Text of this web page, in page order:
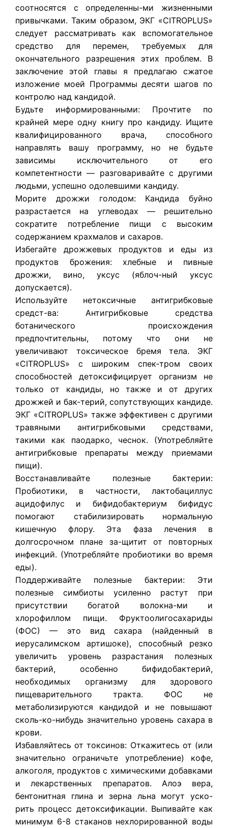
соотносятся с определенны-ми жизненными
привычками. Таким образом, ЭКГ «CITROPLUS»
следует рассматривать как вспомогательное
средство для перемен, требуемых для
окончательного разрешения этих проблем. В
заключение этой главы я предлагаю сжатое
изложение моей Программы десяти шагов по
контролю над кандидой.
Будьте информированными: Прочтите по
крайней мере одну книгу про кандиду. Ищите
квалифицированного врача, способного
направлять вашу программу, но не будьте
зависимы исключительного от его
компетентности — разговаривайте с другими
людьми, успешно одолевшими кандиду.
Морите дрожжи голодом: Кандида буйно
разрастается на углеводах — решительно
сократите потребление пищи с высоким
содержанием крахмалов и сахаров.
Избегайте дрожжевых продуктов и еды из
продуктов брожения: хлебные и пивные
дрожжи, вино, уксус (яблоч-ный уксус
допускается).
Используйте нетоксичные антигрибковые
средст-ва: Антигрибковые средства
ботанического происхождения
предпочтительны, потому что они не
увеличивают токсическое бремя тела. ЭКГ
«CITROPLUS» с широким спек-тром своих
способностей детоксифицирует организм не
только от кандиды, но также и от других
дрожжей и бак-терий, сопутствующих кандиде.
ЭКГ «CITROPLUS» также эффективен с другими
травяными антигрибковыми средствами,
такими как паодарко, чеснок. (Употребляйте
антигрибковые препараты между приемами
пищи).
Восстанавливайте полезные бактерии:
Пробиотики, в частности, лактобациллус
ацидофилус и бифидобактериум бифидус
помогают стабилизировать нормальную
кишечную флору. Эта фаза лечения в
долгосрочном плане за-щитит от повторных
инфекций. (Употребляйте пробиотики во время
еды).
Поддерживайте полезные бактерии: Эти
полезные симбиоты усиленно растут при
присутствии богатой волокна-ми и
хлорофиллом пищи. Фруктоолигосахариды
(ФОС) — это вид сахара (найденный в
иерусалимском артишоке), способный резко
увеличить уровень разрастания полезных
бактерий, особенно бифидобактерий,
необходимых организму для здорового
пищеварительного тракта. ФОС не
метаболизируются кандидой и не повышают
сколь-ко-нибудь значительно уровень сахара в
крови.
Избавляйтесь от токсинов: Откажитесь от (или
значительно ограничьте употребление) кофе,
алкоголя, продуктов с химическими добавками
и лекарственных препаратов. Алоэ вера,
бентонитная глина и зерна льна могут уско-
рить процесс детоксификации. Выпивайте как
минимум 6-8 стаканов нехлорированной воды